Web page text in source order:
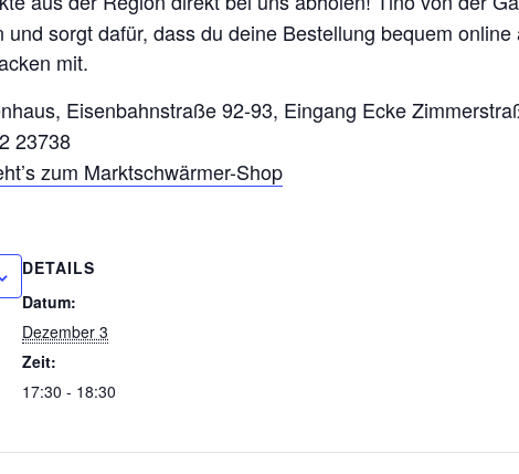
sorgt dafür, dass du deine Bestellung bequem
mit.
Eisenbahnstraße 92-93, Eingang Ecke
23738
zum Marktschwärmer-Shop
DETAILS
Datum:
Dezember 3
Zeit:
17:30 - 18:30